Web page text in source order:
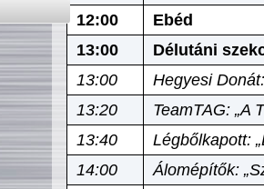
12:00
Ebéd
13:00
Délutáni
13:00
Hegyesi
13:20
TeamTAG: „A
13:40
Légbőlkapott:
14:00
Álomépítők: